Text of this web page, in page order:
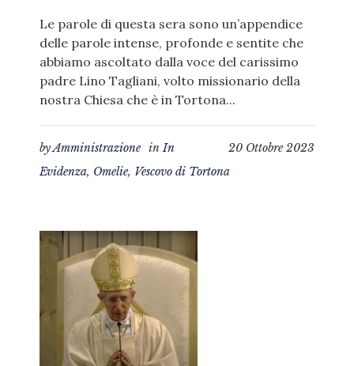
Le parole di questa sera sono un’appendice
delle parole intense, profonde e sentite che
abbiamo ascoltato dalla voce del carissimo
padre Lino Tagliani, volto missionario della
nostra Chiesa che è in Tortona...
20 Ottobre 2023
byAmministrazione inIn
Evidenza, Omelie, Vescovo di Tortona